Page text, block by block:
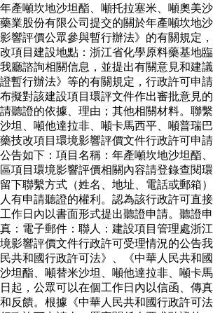
年產噸坎地沙坦酯、噸托拉塞米、噸奧美
藥業股份有限公司提交的關於年產噸坎地
影響評價公眾參與暫行辦法》的有關規定
改項目建設地點：浙江省化學原料藥基地
我廳諮詢相關信息，並提出有關意見和建
證暫行辦法》等的有關規定，行政許可申
布擬對該建設項目環評文件作出審批意見
請聽證的依據、理由；其他相關材料。聯
沙坦、噸他達拉非、噸卡馬西平、噸普瑞
藥技改項目環境影響評價文件行政許可申
公告如下：項目名稱：年產噸坎地沙坦酯
區項目環境影響評價相關內容請登錄查閱
留下聯繫方式（姓名、地址、電話或郵箱
人有申請聽證的權利。認為該行政許可直
工作日內以書面形式提出聽證申請。聽證
真：電子郵件：聯人：建設項目管理處浙
境影響評價文件行政許可受理情況的公告
民共和國行政許可法》、《中華人民共和
沙坦酯、噸替米沙坦、噸他達拉非、噸卡
日起，公眾可以在個工作日內以信函、傳
和反饋。根據《中華人民共和國行政許可